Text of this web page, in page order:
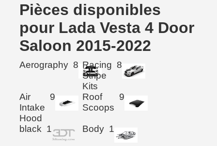
Pièces disponibles
pour Lada Vesta 4 Door
Saloon 2015-2022
Aerography 8 Racing
Stripe
Kits
8
Air
Intake
Hood
9
Roof
Scoops
9
black 1 Body 1